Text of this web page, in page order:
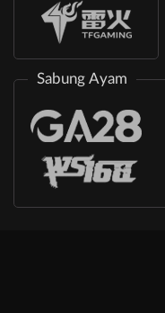
Sabung Ayam